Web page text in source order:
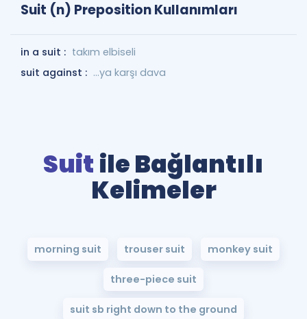
Suit (n) Preposition Kullanımları
in a suit : takım elbiseli
suit against : ...ya karşı dava
Suit ile Bağlantılı
Kelimeler
morning suit trouser suit monkey suit
three-piece suit
suit sb right down to the ground